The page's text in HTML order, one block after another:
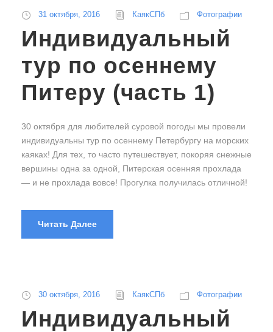
31 октября, 2016 КаякСПб Фотографии
Индивидуальный
тур по осеннему
Питеру (часть 1)
30 октября для любителей суровой погоды мы провели
индивидуальны тур по осеннему Петербургу на морских
каяках! Для тех, то часто путешествует, покоряя снежные
вершины одна за одной, Питерская осенняя прохлада
— и не прохлада вовсе! Прогулка получилась отличной!
Читать Далее
30 октября, 2016 КаякСПб Фотографии
Индивидуальный